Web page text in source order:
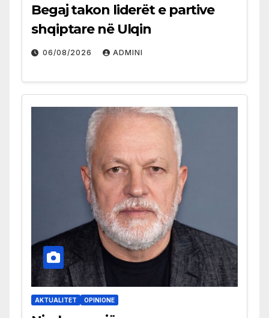
Begaj takon liderët e partive
shqiptare në Ulqin
06/08/2026 ADMINI
AKTUALITET OPINIONE